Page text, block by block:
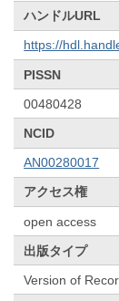
ハンドルURL
https://
PISSN
00480428
NCID
AN00280017
アクセス権
open access
出版タイプ
Version of